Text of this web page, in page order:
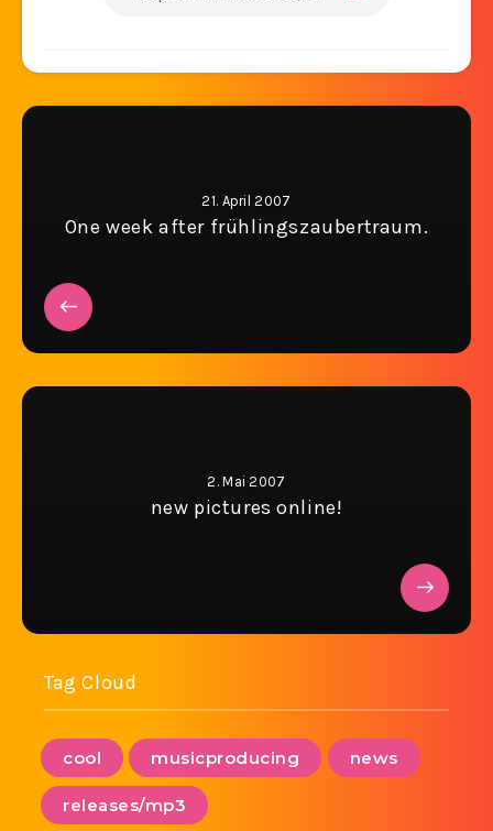
21. April 2007
One week after frühlingszaubertraum.
2. Mai 2007
new pictures online!
Tag Cloud
cool musicproducing news
releases/mp3